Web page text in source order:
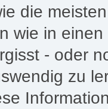
die
wie in
- oder
zu